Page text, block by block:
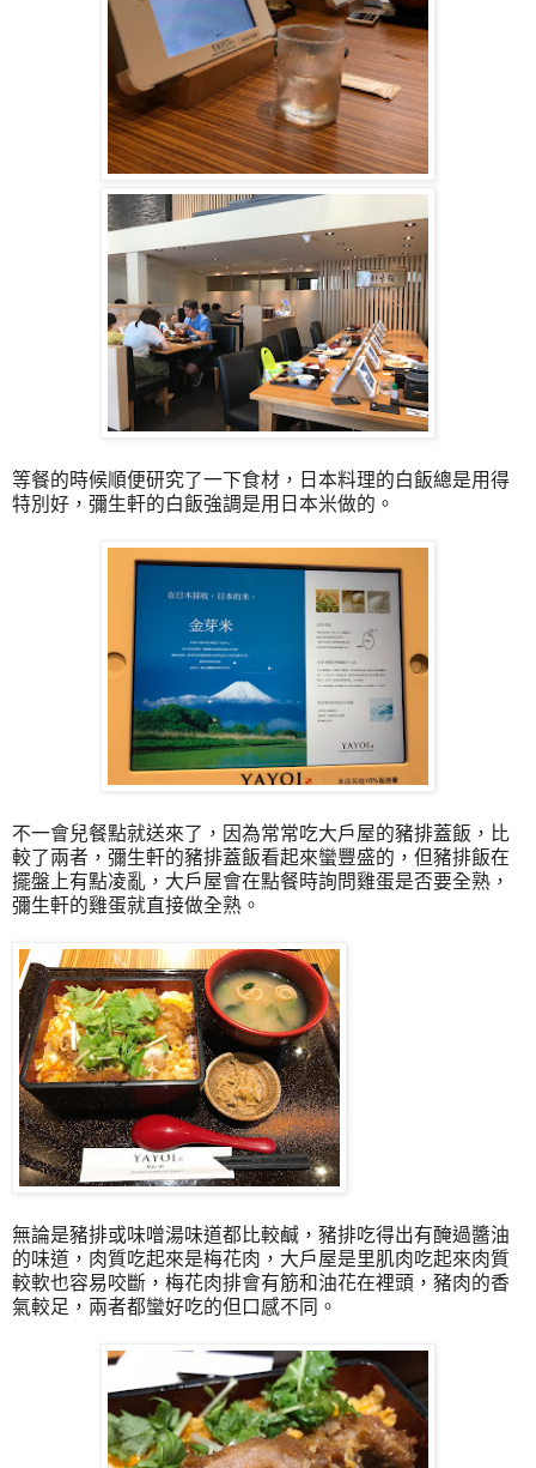
等餐的時候順便研究了一下食材，日本料理的白飯總是用得
特別好，彌生軒的白飯強調是用日本米做的。
不一會兒餐點就送來了，因為常常吃大戶屋的豬排蓋飯，比
較了兩者，彌生軒的豬排蓋飯看起來蠻豐盛的，但豬排飯在
擺盤上有點凌亂，大戶屋會在點餐時詢問雞蛋是否要全熟，
彌生軒的雞蛋就直接做全熟。
無論是豬排或味噌湯味道都比較鹹，豬排吃得出有醃過醬油
的味道，肉質吃起來是梅花肉，大戶屋是里肌肉吃起來肉質
較軟也容易咬斷，梅花肉排會有筋和油花在裡頭，豬肉的香
氣較足，兩者都蠻好吃的但口感不同。